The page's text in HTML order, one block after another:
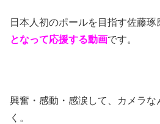
日本人初のポールを目指す佐藤琢
となって応援する動画です。
興奮・感動・感涙して、カメラ
く。